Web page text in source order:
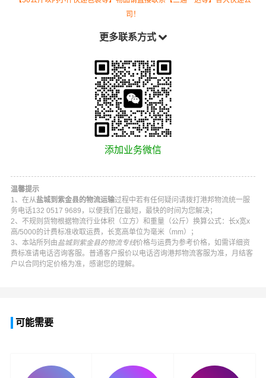
司！
更多联系方式
添加业务微信
温馨提示
1、在从盐城到紫金县的物流运输过程中若有任何疑问请拨打 港邦物流统一服
务电话132 0517 9689 ，以便我们在最短，最快的时间为您解决；
2、不规则货物根据物流行业体积（立方）和重量（公斤）换算公式：长x宽x
高/5000的计费标准收取运费，长宽高单位为毫米（mm）；
3、本站所列由盐城到紫金县的物流专线价格与运费为参考价格，如需详细资
费标准请电话咨询客服。普通客户报价以电话咨询港邦物流客服为准，月结客
户以合同约定价格为准，感谢您的理解。
可能需要